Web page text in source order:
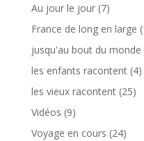
Au jour le jour(7)
France de long en large
jusqu'au bout du monde
les enfants racontent(4)
les vieux racontent(25)
Vidéos (9)
Voyage en cours (24)